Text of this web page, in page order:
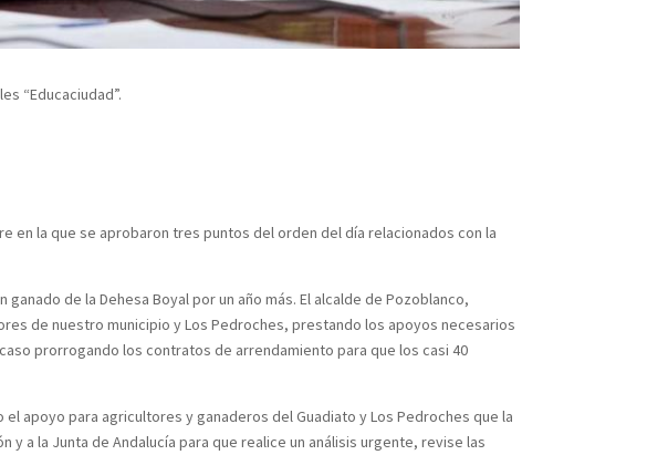
“Educaciudad”.
en la que se aprobaron tres puntos del orden del día relacionados con la
de la Dehesa Boyal por un año más. El alcalde de Pozoblanco,
de nuestro municipio y Los Pedroches, prestando los apoyos necesarios
prorrogando los contratos de arrendamiento para que los casi 40
apoyo para agricultores y ganaderos del Guadiato y Los Pedroches que la
y a la Junta de Andalucía para que realice un análisis urgente, revise las